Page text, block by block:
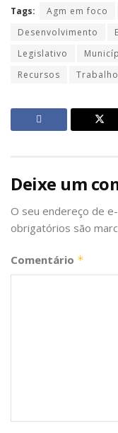
Tags: Agm em foco
Desenvolvimento
Legislativo
Recursos
Trabalho
Deixe um
O seu endereço de
obrigatórios são
Comentário *